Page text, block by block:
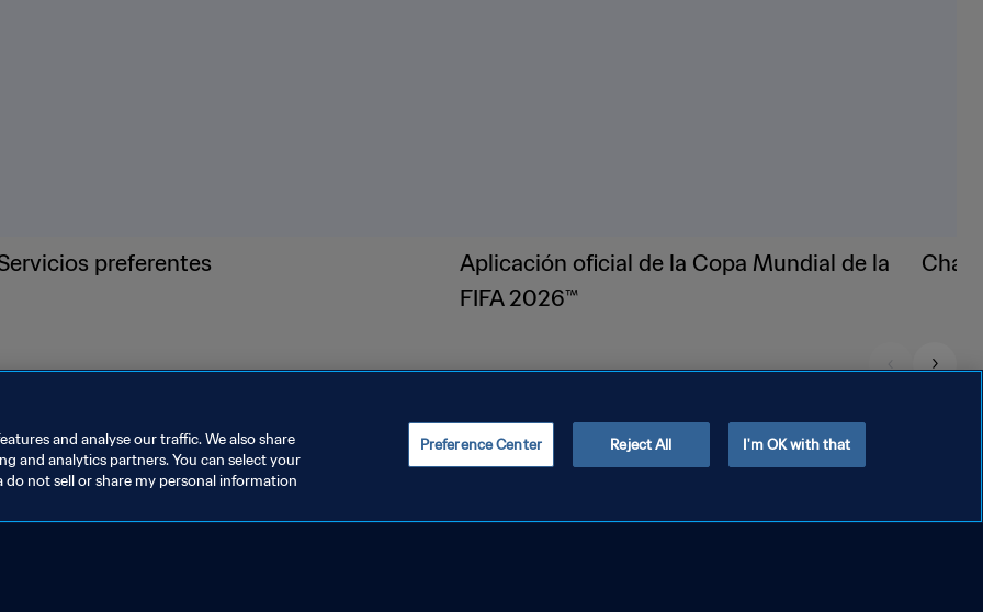
and analyse our traffic. We also share
and analytics partners. You can select your
not sell or share my personal information
Preference Center Reject All I'm OK with that